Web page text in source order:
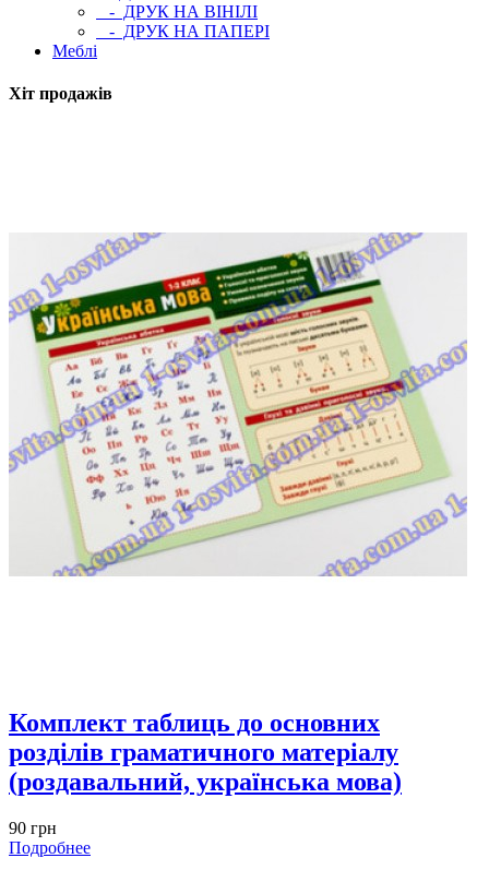
- ДРУК НА ВІНІЛІ
- ДРУК НА ПАПЕРІ
Меблі
Хіт продажів
Комплект таблиць до основних
розділів граматичного матеріалу
(роздавальний, українська мова)
90 грн
Подробнее